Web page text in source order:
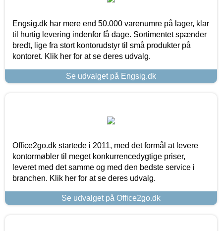
Engsig.dk har mere end 50.000 varenumre på lager, klar
til hurtig levering indenfor få dage. Sortimentet spænder
bredt, lige fra stort kontorudstyr til små produkter på
kontoret. Klik her for at se deres udvalg.
Se udvalget på Engsig.dk
Office2go.dk startede i 2011, med det formål at levere
kontormøbler til meget konkurrencedygtige priser,
leveret med det samme og med den bedste service i
branchen. Klik her for at se deres udvalg.
Se udvalget på Office2go.dk